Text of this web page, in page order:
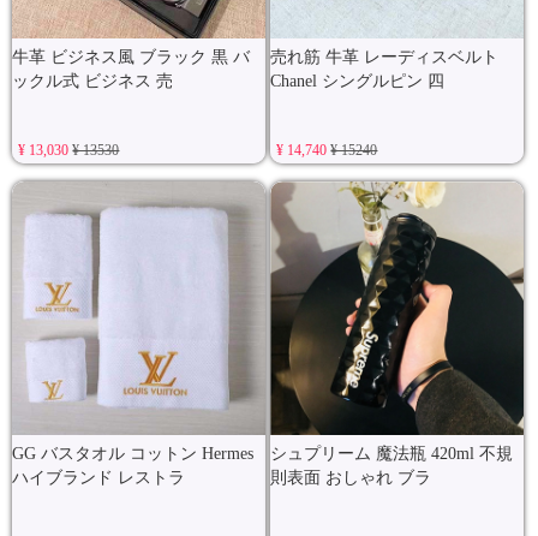
牛革 ビジネス風 ブラック 黒 バ
ックル式 ビジネス 売
¥ 13,030¥ 13530
売れ筋 牛革 レーディスベルト
Chanel シングルピン 四
¥ 14,740¥ 15240
GG バスタオル コットン Hermes
ハイブランド レストラ
シュプリーム 魔法瓶 420ml 不規
則表面 おしゃれ ブラ